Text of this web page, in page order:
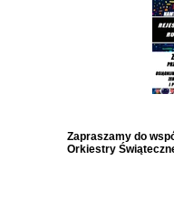
Zapraszamy do
Orkiestry